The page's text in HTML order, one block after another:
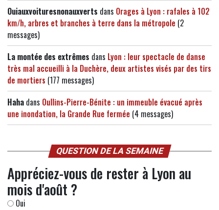
Ouiauxvoituresnonauxverts dans Orages à Lyon : rafales à 102
km/h, arbres et branches à terre dans la métropole (2
messages)
La montée des extrêmes dans Lyon : leur spectacle de danse
très mal accueilli à la Duchère, deux artistes visés par des tirs
de mortiers (177 messages)
Haha dans Oullins-Pierre-Bénite : un immeuble évacué après
une inondation, la Grande Rue fermée (4 messages)
QUESTION DE LA SEMAINE
Appréciez-vous de rester à Lyon au
mois d'août ?
Oui